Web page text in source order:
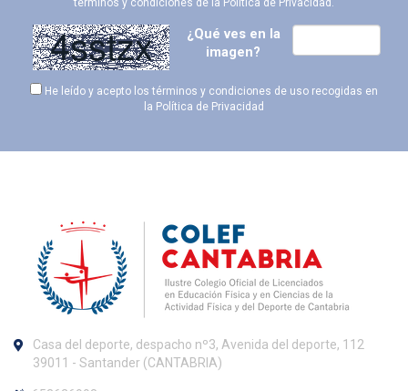
términos y condiciones de la Política de Privacidad .
¿Qué ves en la
imagen?
He leído y acepto los términos y condiciones de uso recogidas en
la Política de Privacidad
Casa del deporte, despacho nº3, Avenida del deporte, 112
39011 - Santander (CANTABRIA)